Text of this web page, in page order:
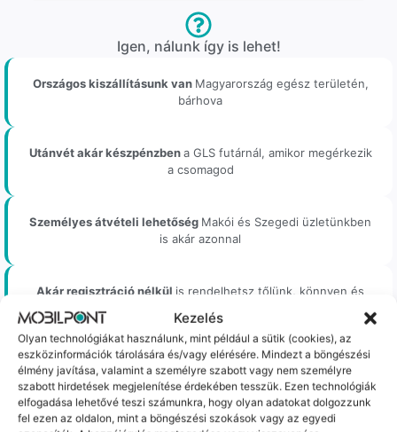
Kezelés
Olyan technológiákat használunk, mint például a sütik (cookies), az
eszközinformációk tárolására és/vagy elérésére. Mindezt a böngészési
élmény javítása, valamint a személyre szabott vagy nem személyre
szabott hirdetések megjelenítése érdekében tesszük. Ezen technológiák
elfogadása lehetővé teszi számunkra, hogy olyan adatokat dolgozzunk
fel ezen az oldalon, mint a böngészési szokások vagy az egyedi
Igen, nálunk így is lehet!
Országos kiszállításunk van Magyarország egész területén,
bárhova
Utánvét akár készpénzbena GLS futárnál, amikor megérkezik
a csomagod
Személyes átvételi lehetőség Makói és Szegedi üzletünkben
is akár azonnal
Akár regisztráció nélkül is rendelhetsz tőlünk, könnyen és
Bizonyos esetekben gyári vagy prémium minőségű
alkatrészekre (pl. új akkumulátorra vagy kijelzőre)
cseréljük a régieket.